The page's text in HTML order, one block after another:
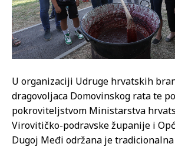
U organizaciji Udruge hrvatskih
dragovoljaca Domovinskog rata te
pokroviteljstvom Ministarstva
Virovitičko-podravske županije i
Dugoj Međi održana je